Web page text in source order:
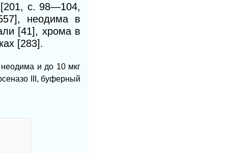
с. 98—104,
неодима в
[41], хрома в
[283].
и до 10 мкг
III, буферный